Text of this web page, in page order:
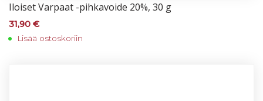
Iloi­set Var­paat -pih­ka­voi­de 20%, 30 g
31,90 €
Lisää ostoskoriin